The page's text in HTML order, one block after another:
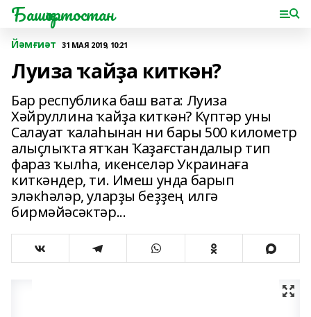
Башҡортостан
Йәмғиәт 31 МАЯ 2019, 10:21
Луиза ҡайҙа киткән?
Бар республика баш вата: Луиза
Хәйруллина ҡайҙа киткән? Күптәр уны
Салауат ҡалаһынан ни бары 500 километр
алыҫлыҡта ятҡан Ҡаҙағстандалыр тип
фараз ҡылһа, икенселәр Украинаға
киткәндер, ти. Имеш унда барып
эләкһәләр, уларҙы беҙҙең илгә
бирмәйәсәктәр...